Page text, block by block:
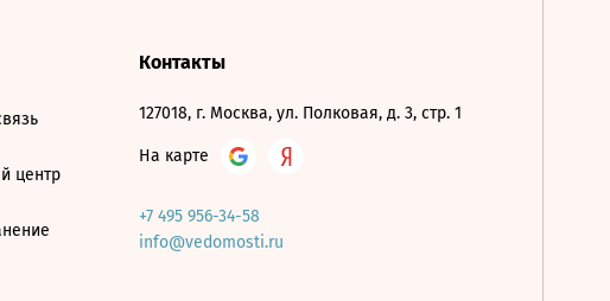
центр
Контакты
127018, г. Москва, ул. Полковая, д. 3, стр. 1
На карте
+7 495 956-34-58
info@vedomosti.ru